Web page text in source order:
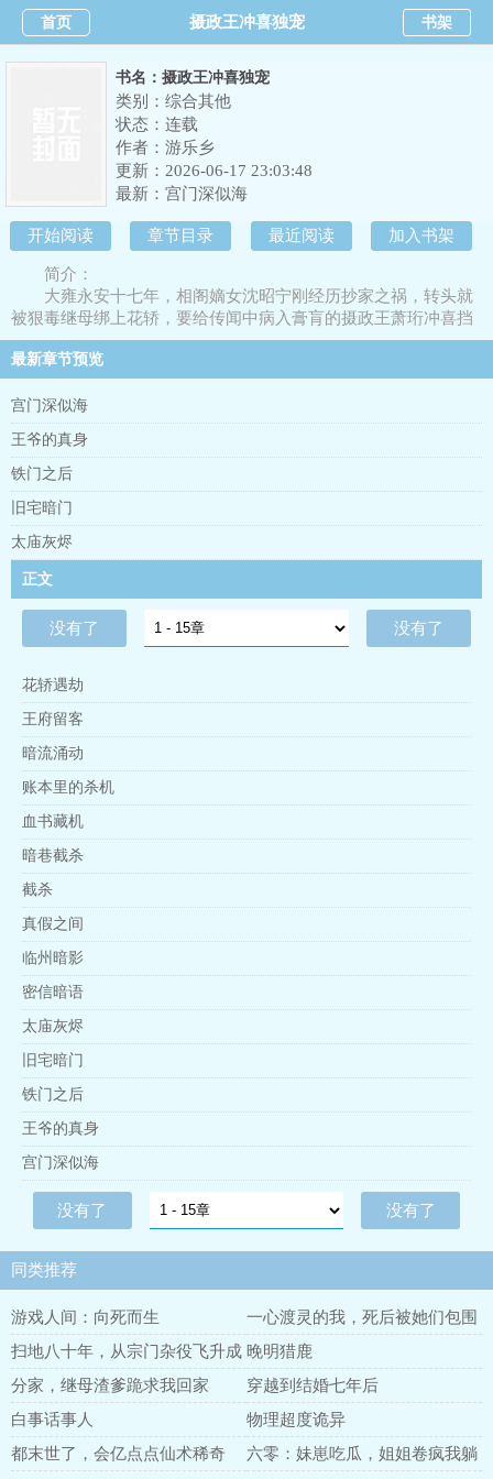
首页 摄政王冲喜独宠 书架
书名：摄政王冲喜独宠
类别：综合其他
状态：连载
作者： 游乐乡
更新：2026-06-17 23:03:48
最新： 宫门深似海
开始阅读 章节目录 最近阅读 加入书架
简介：
大雍永安十七年，相阁嫡女沈昭宁刚经历抄家之祸，转头就
被狠毒继母绑上花轿，要给传闻中病入膏肓的摄政王萧珩冲喜挡
灾。花轿半路遭劫，她以为必死无疑，醒来却躺在摄政王府的软
榻上。说好的病危垂死呢？眼前这个左肩带着箭伤、眼神冷厉的
男人是谁？“本王没病，那是做给保皇派看的。”萧珩将她困在墙
角，声音低沉，“本王缺一个懂相术的幕僚，你沈家的冤案，本王
替你翻。”从此，罪臣之女摇身一变成了摄政王心尖上的谋妃。朝
堂上，她帮他斗奸臣、查贪墨、平叛乱暗夜里，他替她挡刀剑、
查真凶、证清白。直到大婚之夜，沈昭宁才发觉，那个权倾天下
的男人，早在她冲喜那日，就藏好了满腔柔情。
最新章节预览
宫门深似海
王爷的真身
铁门之后
旧宅暗门
太庙灰烬
正文
没有了 没有了
花轿遇劫
王府留客
暗流涌动
账本里的杀机
血书藏机
暗巷截杀
截杀
真假之间
临州暗影
密信暗语
太庙灰烬
旧宅暗门
铁门之后
王爷的真身
宫门深似海
没有了 没有了
同类推荐
游戏人间：向死而生
一心渡灵的我，死后被她们包围
了
扫地八十年，从宗门杂役飞升成
仙
晚明猎鹿
分家，继母渣爹跪求我回家
穿越到结婚七年后
白事话事人
物理超度诡异
都末世了，会亿点点仙术稀奇
六零：妹崽吃瓜，姐姐卷疯我躺